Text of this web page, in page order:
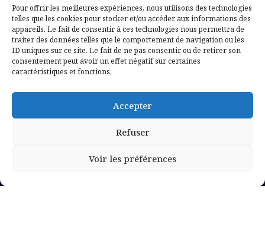
Pour offrir les meilleures expériences, nous utilisons des technologies
telles que les cookies pour stocker et/ou accéder aux informations des
appareils. Le fait de consentir à ces technologies nous permettra de
traiter des données telles que le comportement de navigation ou les
ID uniques sur ce site. Le fait de ne pas consentir ou de retirer son
consentement peut avoir un effet négatif sur certaines
caractéristiques et fonctions.
Accepter
Refuser
Voir les préférences
Mentions légales
Politique de confidentialité